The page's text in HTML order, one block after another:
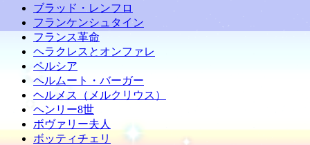
ブラッド・レンフロ
フランケンシュタイン
フランス革命
ヘラクレスとオンファレ
ペルシア
ヘルムート・バーガー
ヘルメス（メルクリウス）
ヘンリー8世
ボヴァリー夫人
ボッティチェリ